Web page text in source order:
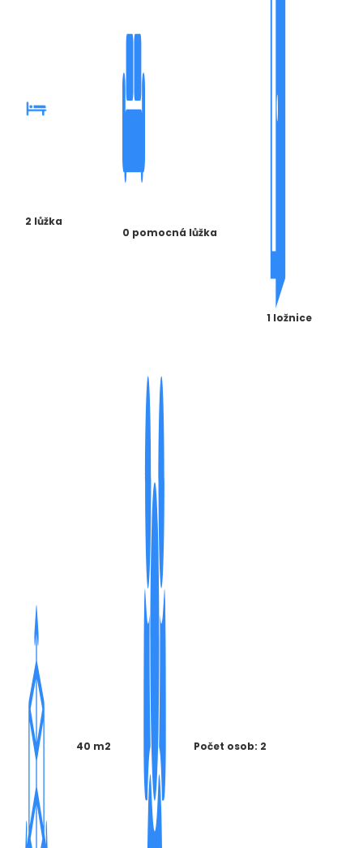
2 lůžka
0 pomocná lůžka
1 ložnice
40 m2 Počet osob: 2